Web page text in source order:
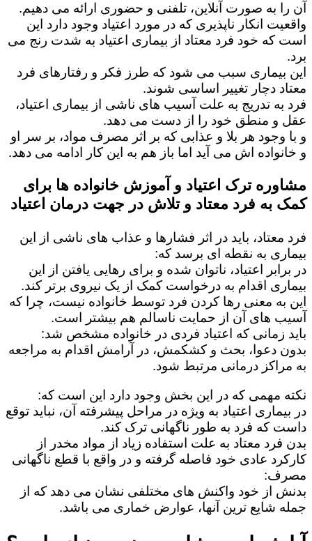
آن را به صورت آنلاین، تلفنی و حضوری ارائه می دهیم.
واقعیت انکار ناپذیری که در مورد اعتیاد وجود دارد این
است که خود فرد معتاد از بیماری اعتیاد به شدت رنج می
برد.
این بیماری سبب می شود که طرز فکر و رفتارهای فرد
معتاد دچار تغییر اساسی شوند.
فرد به تدریج به علت آسیب های ناشی از بیماری اعتیاد،
عقل و منطق خود را از دست می دهد.
و با وجود هر بلا و عذابی که بر اثر مصرف مواد، بر سر او
و خانواده اش می آید اما باز هم به این کار ادامه می دهد.
مشاوره ترک اعتیاد و آموزش خانواده ها برای
کمک به فرد معتاد و تلاش در جهت درمان اعتیاد
فرد معتاد، باید در اثر فشارها و عذاب های ناشی از این
بیماری به نقطه ای برسد که:
در برابر اعتیاد، ناتوان شده و برای رهایی یافتن از این
بیماری اقدام به درخواست کمک از یک نیروی برتر کند.
این به معنی رها کردن فرد توسط خانواده نیست، چرا که
آسیب های آن از حمایت ناسالم هم بیشتر است.
باید زمانی که اعتیاد فردی در خانواده مشخص شد:
بدون دعوا، بحث و کشکمش، در آرامش اقدام به مراجعه
به مراکز درمانی مرتبط شود.
نکته مهمی که در این بخش وجود دارد این است که:
در بیماری اعتیاد به ویژه در مراحل پیشرفته آن، نباید توقع
داست که فرد به طور ناگهانی ترک کند.
بدن فرد معتاد به علت استفاده زیاد از مواد مخدر از
کارکرد عادی خود فاصله گرفته و در واقع با قطع ناگهانی
مصرف:
بدنش از خود واکنش های مختلفی نشان می دهد که از
جمله شایع ترین آنها، عوارض خماری می باشد.